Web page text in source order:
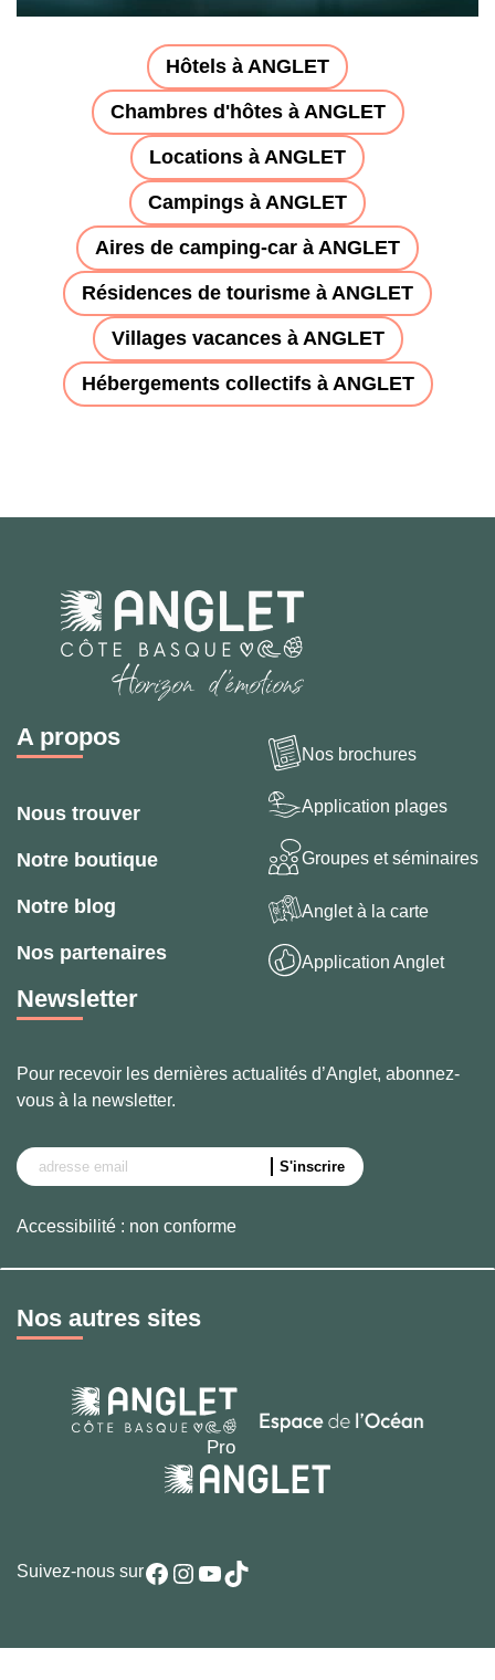
Hôtels à ANGLET
Chambres d'hôtes à ANGLET
Locations à ANGLET
Campings à ANGLET
Aires de camping-car à ANGLET
Résidences de tourisme à ANGLET
Villages vacances à ANGLET
Hébergements collectifs à ANGLET
A propos
Nous trouver
Notre boutique
Notre blog
Nos partenaires
Nos brochures
Application plages
Groupes et séminaires
Anglet à la carte
Application Anglet
Newsletter
Pour recevoir les dernières actualités d’Anglet, abonnez-
vous à la newsletter.
Accessibilité : non conforme
Nos autres sites
Suivez-nous surFacebook
Instagram
YouTube
TikTok